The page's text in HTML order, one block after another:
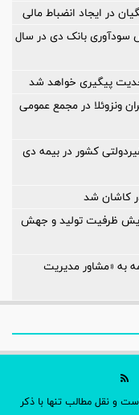
در ایجاد انضباط مالی
سودآوری بانک دی در سال
پیگیری خواهد شد
ایران ونزوئلا در مجمع عمومی
کشور در بیمه دی
کاشان شد
افزایش ظرفیت تولید و جهش
به «مشاور مدیریت
و نقل مطالب تنها با ذکر